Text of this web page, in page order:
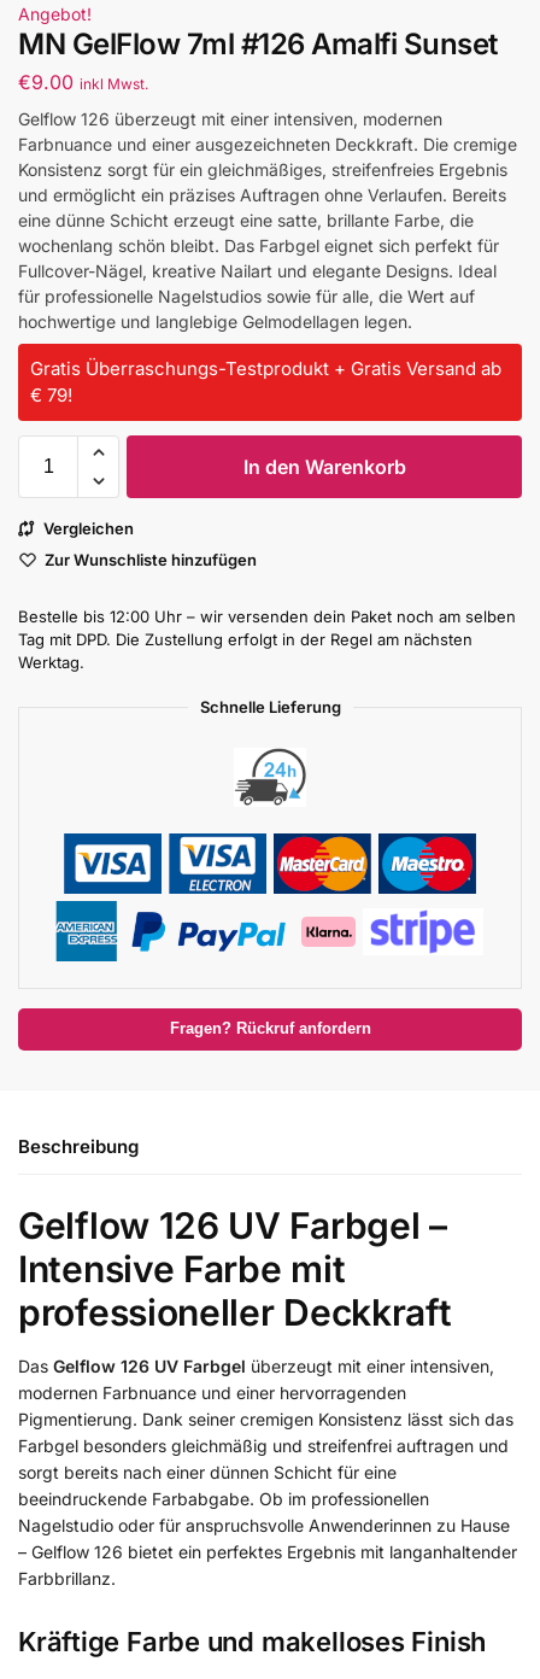
Angebot!
MN GelFlow 7ml #126 Amalfi Sunset
€9.00 inkl Mwst.
Gelflow 126 überzeugt mit einer intensiven, modernen
Farbnuance und einer ausgezeichneten Deckkraft. Die cremige
Konsistenz sorgt für ein gleichmäßiges, streifenfreies Ergebnis
und ermöglicht ein präzises Auftragen ohne Verlaufen. Bereits
eine dünne Schicht erzeugt eine satte, brillante Farbe, die
wochenlang schön bleibt. Das Farbgel eignet sich perfekt für
Fullcover-Nägel, kreative Nailart und elegante Designs. Ideal
für professionelle Nagelstudios sowie für alle, die Wert auf
hochwertige und langlebige Gelmodellagen legen.
Gratis Überraschungs-Testprodukt + Gratis Versand ab
€ 79!
In den Warenkorb
Vergleichen
Zur Wunschliste hinzufügen
Bestelle bis 12:00 Uhr – wir versenden dein Paket noch am selben
Tag mit DPD. Die Zustellung erfolgt in der Regel am nächsten
Werktag.
Schnelle Lieferung
Fragen? Rückruf anfordern
Beschreibung
Gelflow 126 UV Farbgel –
Intensive Farbe mit
professioneller Deckkraft
Das Gelflow 126 UV Farbgel überzeugt mit einer intensiven,
modernen Farbnuance und einer hervorragenden
Pigmentierung. Dank seiner cremigen Konsistenz lässt sich das
Farbgel besonders gleichmäßig und streifenfrei auftragen und
sorgt bereits nach einer dünnen Schicht für eine
beeindruckende Farbabgabe. Ob im professionellen
Nagelstudio oder für anspruchsvolle Anwenderinnen zu Hause
– Gelflow 126 bietet ein perfektes Ergebnis mit langanhaltender
Farbbrillanz.
Kräftige Farbe und makelloses Finish